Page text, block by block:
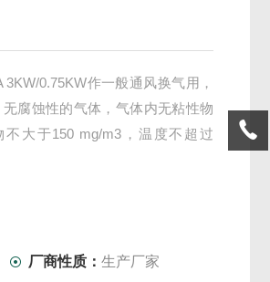
0.75KW作一般通风换气用，
腐蚀性的气体，气体内无粘性物
大于150 mg/m3，温度不超过
厂商性质：生产厂家